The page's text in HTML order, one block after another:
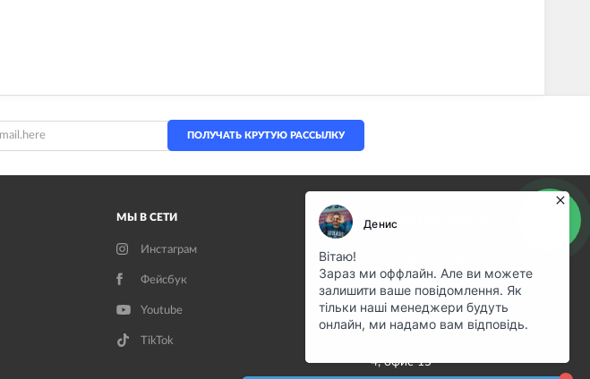
ПОЛУЧАТЬ КРУТУЮ РАССЫЛКУ
МЫ В СЕТИ
Инстаграм
Фейсбук
Youtube
TikTok
НАШ АДРЕС
4, офис 15
(068) 80-500-80
info@motostuff.com.ua